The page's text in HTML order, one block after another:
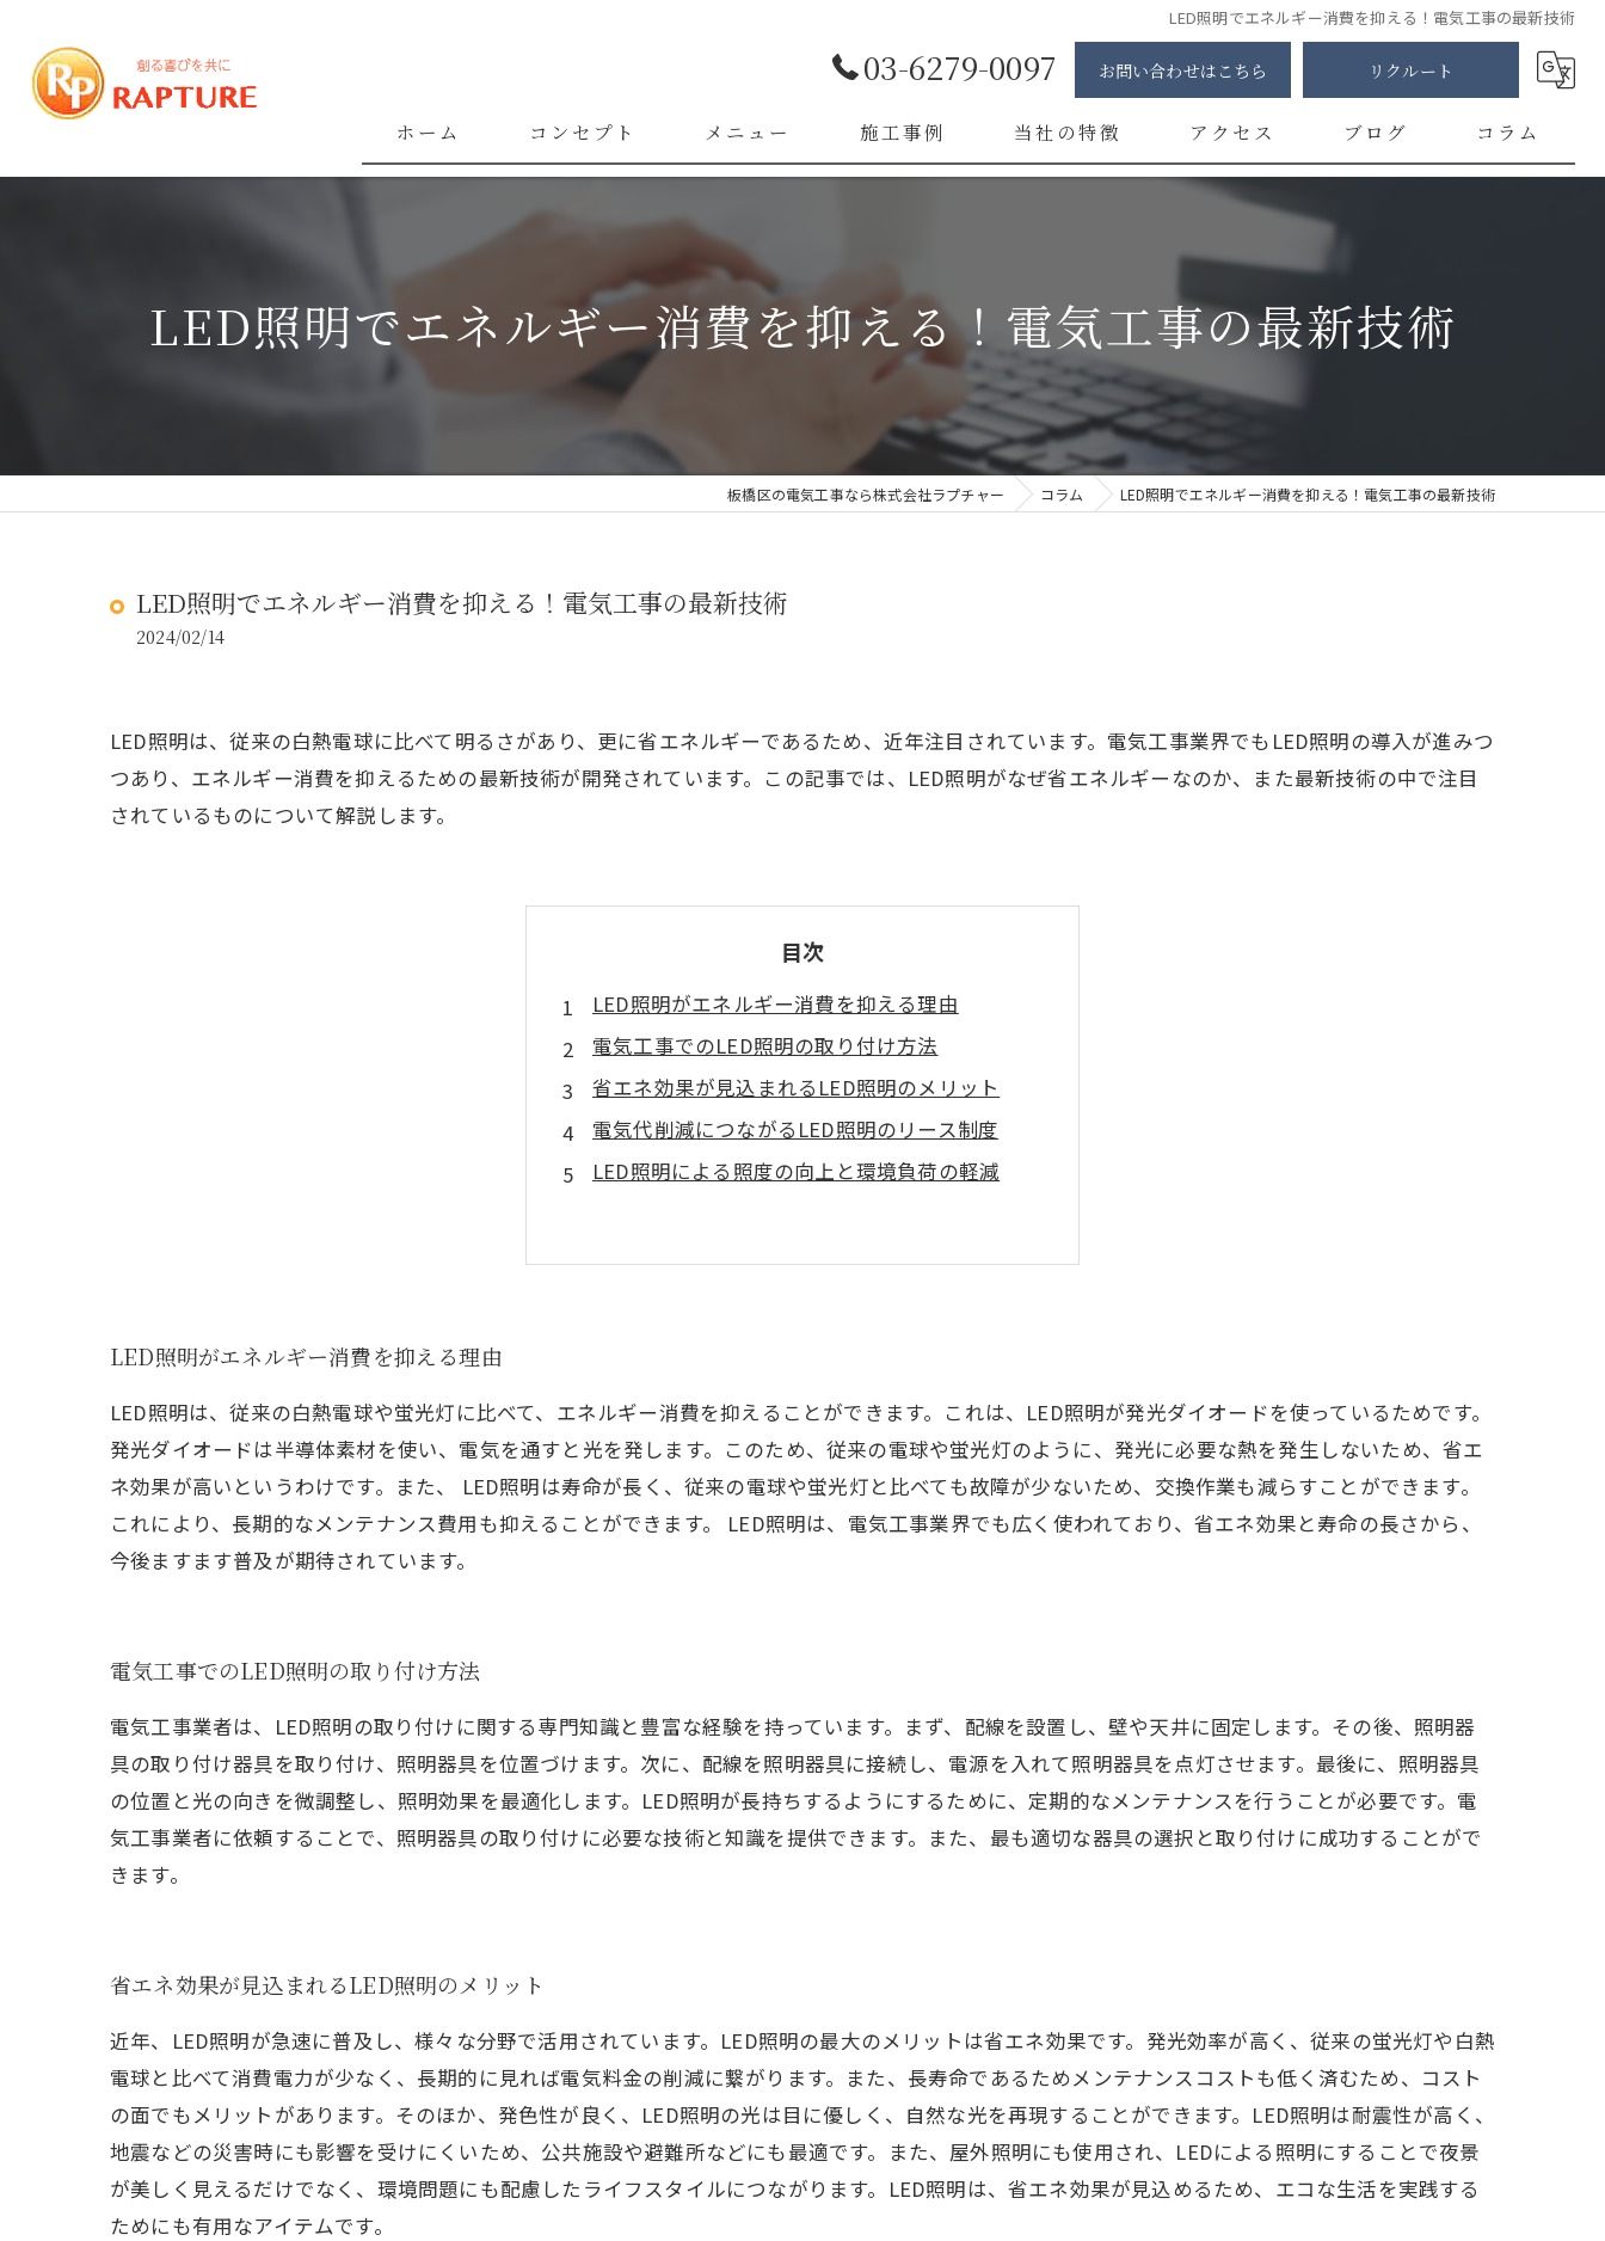
LED照明でエネルギー消費を抑える！電気工事の最新技術
03-6279-0097 お問い合わせはこちら リクルート
ホーム コンセプト メニュー 施工事例 当社の特徴
ブレーカー
スイッチ
コンセント
アクセス ブログ コラム
LED照明でエネルギー消費を抑える！電気工事の最新技術
板橋区の電気工事なら株式会社ラプチャー コラム LED照明でエネルギー消費を抑える！電気工事の最新技術
LED照明でエネルギー消費を抑える！電気工事の最新技術
2024/02/14
LED照明は、従来の白熱電球に比べて明るさがあり、更に省エネルギーであるため、近年注目されています。電気工事業界でもLED照明の導入が進みつ
つあり、エネルギー消費を抑えるための最新技術が開発されています。この記事では、LED照明がなぜ省エネルギーなのか、また最新技術の中で注目
されているものについて解説します。
目次
LED照明がエネルギー消費を抑える理由
電気工事でのLED照明の取り付け方法
省エネ効果が見込まれるLED照明のメリット
電気代削減につながるLED照明のリース制度
LED照明による照度の向上と環境負荷の軽減
LED照明がエネルギー消費を抑える理由
LED照明は、従来の白熱電球や蛍光灯に比べて、エネルギー消費を抑えることができます。これは、LED照明が発光ダイオードを使っているためです。
発光ダイオードは半導体素材を使い、電気を通すと光を発します。このため、従来の電球や蛍光灯のように、発光に必要な熱を発生しないため、省エ
ネ効果が高いというわけです。また、 LED照明は寿命が長く、従来の電球や蛍光灯と比べても故障が少ないため、交換作業も減らすことができます。
これにより、長期的なメンテナンス費用も抑えることができます。 LED照明は、電気工事業界でも広く使われており、省エネ効果と寿命の長さから、
今後ますます普及が期待されています。
電気工事でのLED照明の取り付け方法
電気工事業者は、LED照明の取り付けに関する専門知識と豊富な経験を持っています。まず、配線を設置し、壁や天井に固定します。その後、照明器
具の取り付け器具を取り付け、照明器具を位置づけます。次に、配線を照明器具に接続し、電源を入れて照明器具を点灯させます。最後に、照明器具
の位置と光の向きを微調整し、照明効果を最適化します。LED照明が長持ちするようにするために、定期的なメンテナンスを行うことが必要です。電
気工事業者に依頼することで、照明器具の取り付けに必要な技術と知識を提供できます。また、最も適切な器具の選択と取り付けに成功することがで
きます。
省エネ効果が見込まれるLED照明のメリット
近年、LED照明が急速に普及し、様々な分野で活用されています。LED照明の最大のメリットは省エネ効果です。発光効率が高く、従来の蛍光灯や白熱
電球と比べて消費電力が少なく、長期的に見れば電気料金の削減に繋がります。また、長寿命であるためメンテナンスコストも低く済むため、コスト
の面でもメリットがあります。そのほか、発色性が良く、LED照明の光は目に優しく、自然な光を再現することができます。LED照明は耐震性が高く、
地震などの災害時にも影響を受けにくいため、公共施設や避難所などにも最適です。また、屋外照明にも使用され、LEDによる照明にすることで夜景
が美しく見えるだけでなく、環境問題にも配慮したライフスタイルにつながります。LED照明は、省エネ効果が見込めるため、エコな生活を実践する
ためにも有用なアイテムです。